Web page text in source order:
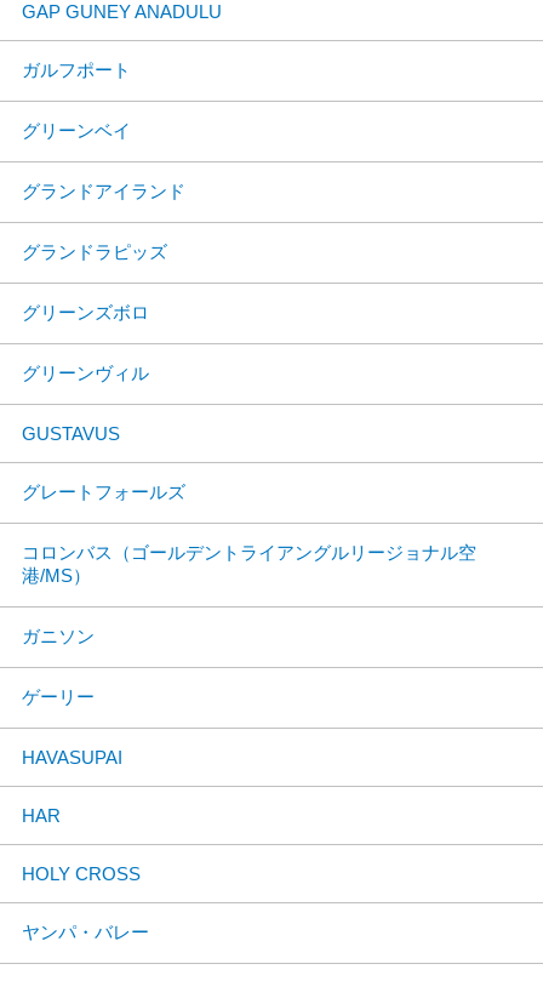
GAP GUNEY ANADULU
ガルフポート
グリーンベイ
グランドアイランド
グランドラピッズ
グリーンズボロ
グリーンヴィル
GUSTAVUS
グレートフォールズ
コロンバス（ゴールデントライアングルリージョナル空
港/MS）
ガニソン
ゲーリー
HAVASUPAI
HAR
HOLY CROSS
ヤンパ・バレー